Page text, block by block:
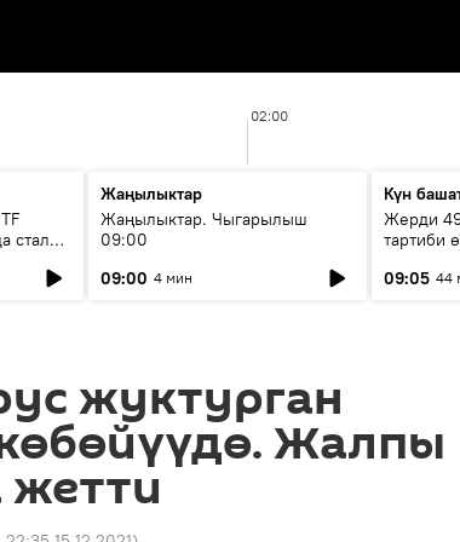
02:00
стала
Жаңылыктар
Жаңылыктар. Чыгарылыш
09:00
09:00 4 мин
Күн
Жерди
тартиби
09:05 44
жуктурган
Жалпы
жетти